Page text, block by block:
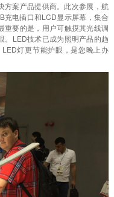
方案产品提供商。此次参展，航
充电插口和LCD显示屏幕，集合
重要的是，用户可触摸其光线调
。LED技术已成为照明产品的趋
灯更节能护眼，是您晚上办